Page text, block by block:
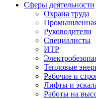
Сферы деятельности
Охрана труда
Промышленная
Руководители
Специалисты
ИТР
Тепловые
Рабочие и
Лифты и
Работы на